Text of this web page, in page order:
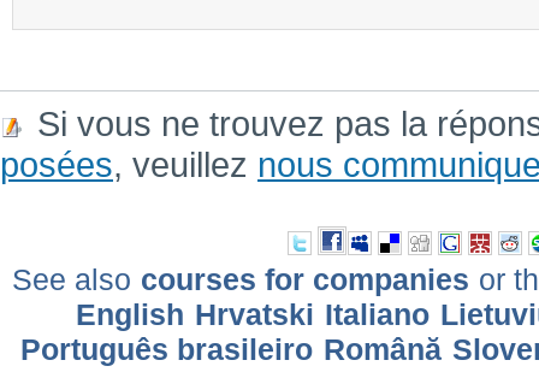
Si vous ne trouvez pas la
posées, veuillez nous
See also courses for companies or
English Hrvatski Italiano
Português brasileiro Română